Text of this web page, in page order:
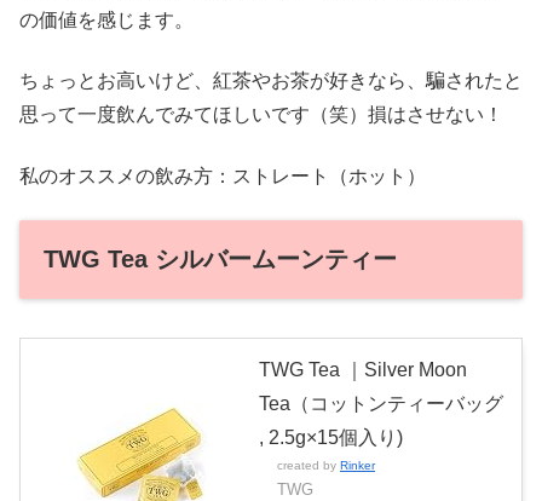
の価値を感じます。
ちょっとお高いけど、紅茶やお茶が好きなら、騙されたと
思って一度飲んでみてほしいです（笑）損はさせない！
私のオススメの飲み方：ストレート（ホット）
TWG Tea シルバームーンティー
TWG Tea ｜Silver Moon
Tea（コットンティーバッグ
, 2.5g×15個入り)
created by Rinker
TWG